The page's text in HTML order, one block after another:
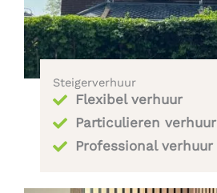
Steigerverhuur
Flexibel verhuur
Particulieren verhuur
Professional verhuur